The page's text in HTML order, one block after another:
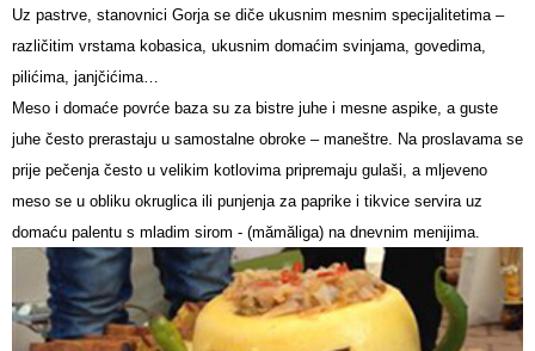
Uz pastrve, stanovnici Gorja se diče ukusnim mesnim specijalitetima –
različitim vrstama kobasica, ukusnim domaćim svinjama, govedima,
pilićima, janjčićima…
Meso i domaće povrće baza su za bistre juhe i mesne aspike, a guste
juhe često prerastaju u samostalne obroke – maneštre. Na proslavama se
prije pečenja često u velikim kotlovima pripremaju gulaši, a mljeveno
meso se u obliku okruglica ili punjenja za paprike i tikvice servira uz
domaću palentu s mladim sirom - (mămăliga) na dnevnim menijima.